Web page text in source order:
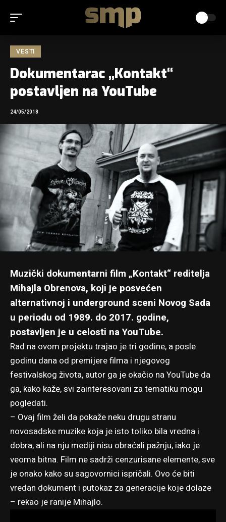
VESTI
Dokumentarac „Kontakt“
postavljen na YouTube
24/05/2018
Muzički dokumentarni film „Kontakt“ reditelja
Mihajla Obrenova, koji je posvećen
alternativnoj i underground sceni Novog Sada
u periodu od 1989. do 2017. godine,
postavljen je u celosti na YouTube.
Rad na ovom projektu trajao je tri godine, a posle
godinu dana od premijere filma i njegovog
festivalskog života, autor ga je okačio na YouTube da
ga, kako kaže, svi zainteresovani za tematiku mogu
pogledati.
– Ovaj film želi da pokaže neku drugu stranu
novosadske muzike koja je isto toliko bila vredna i
dobra, ali na nju mediji nisu obraćali pažnju, iako je
veoma bitna. Film ne sadrži cenzurisane elemente, sve
je onako kako su sagovornici ispričali. Ovo će biti
vredan dokument i putokaz za generacije koje dolaze
– rekao je ranije Mihajlo.